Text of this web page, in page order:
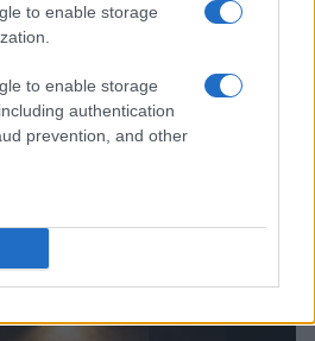
to enable storage
to enable storage
authentication
prevention, and other